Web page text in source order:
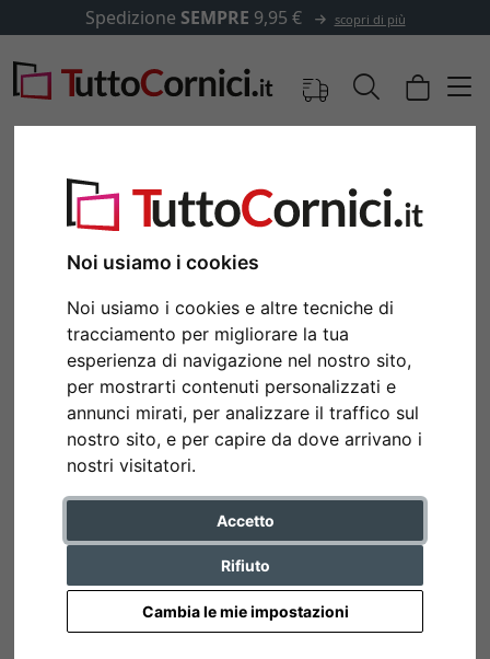
Noi usiamo i cookies
Noi usiamo i cookies e altre tecniche di
tracciamento per migliorare la tua
esperienza di navigazione nel nostro sito,
per mostrarti contenuti personalizzati e
annunci mirati, per analizzare il traffico sul
nostro sito, e per capire da dove arrivano i
nostri visitatori.
Accetto
Rifiuto
Cambia le mie impostazioni
Spedizione SEMPRE 9,95 € scopri di più
Immagini
Indietro